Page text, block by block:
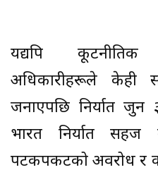
यद्यपि
अधिकारीहरूले केही
जनाएपछि निर्यात जुन
भारत निर्यात
पटकपकटको अवरोध र